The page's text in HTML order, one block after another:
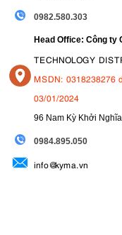
0982.580.303
Head Office: Công ty
TECHNOLOGY
MSDN: 0318238276
03/01/2024
96 Nam Kỳ Khởi
0984.895.050
info@kyma.vn